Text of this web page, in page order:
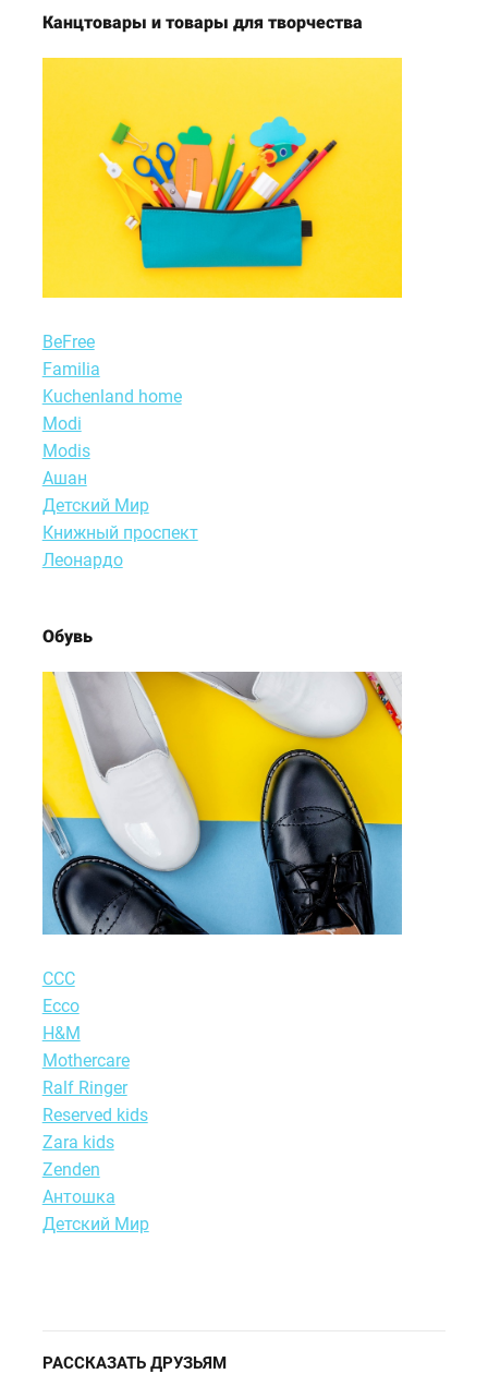
Канцтовары и товары для творчества
BeFree
Familia
Kuchenland home
Modi
Modis
Ашан
Детский Мир
Книжный проспект
Леонардо
Обувь
ССС
Ecco
H&M
Motherсare
Ralf Ringer
Reserved kids
Zara kids
Zenden
Антошка
Детский Мир
РАССКАЗАТЬ ДРУЗЬЯМ